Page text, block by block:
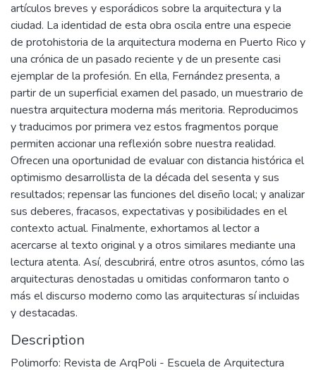
artículos breves y esporádicos sobre la arquitectura y la
ciudad. La identidad de esta obra oscila entre una especie
de protohistoria de la arquitectura moderna en Puerto Rico y
una crónica de un pasado reciente y de un presente casi
ejemplar de la profesión. En ella, Fernández presenta, a
partir de un superficial examen del pasado, un muestrario de
nuestra arquitectura moderna más meritoria. Reproducimos
y traducimos por primera vez estos fragmentos porque
permiten accionar una reflexión sobre nuestra realidad.
Ofrecen una oportunidad de evaluar con distancia histórica el
optimismo desarrollista de la década del sesenta y sus
resultados; repensar las funciones del diseño local; y analizar
sus deberes, fracasos, expectativas y posibilidades en el
contexto actual. Finalmente, exhortamos al lector a
acercarse al texto original y a otros similares mediante una
lectura atenta. Así, descubrirá, entre otros asuntos, cómo las
arquitecturas denostadas u omitidas conformaron tanto o
más el discurso moderno como las arquitecturas sí incluidas
y destacadas.
Description
Polimorfo: Revista de ArqPoli - Escuela de Arquitectura